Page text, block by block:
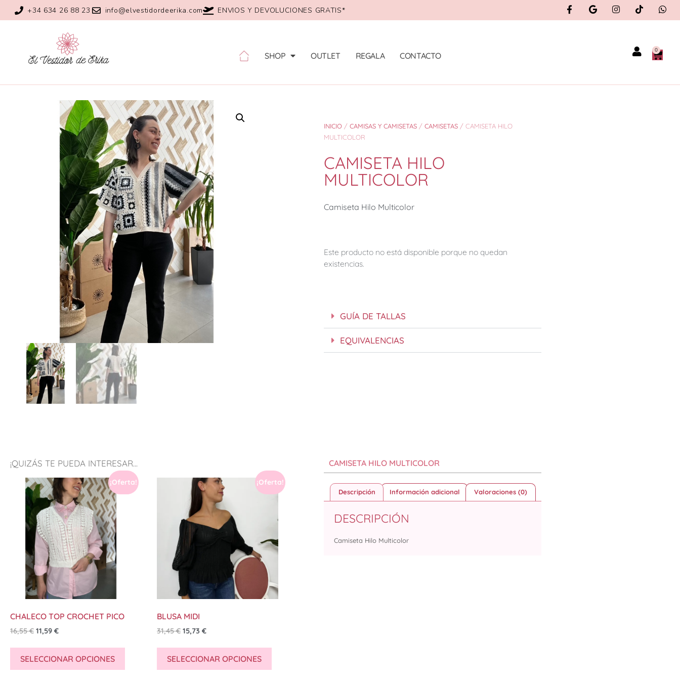
+34 634 26 88 23 info@elvestidordeerika.com ENVIOS Y DEVOLUCIONES GRATIS*
SHOP OUTLET REGALA CONTACTO
0
INICIO / CAMISAS Y CAMISETAS / CAMISETAS / CAMISETA HILO
MULTICOLOR
CAMISETA HILO
MULTICOLOR
Camiseta Hilo Multicolor
Este producto no está disponible porque no quedan
existencias.
GUÍA DE TALLAS
EQUIVALENCIAS
¡QUIZÁS TE PUEDA INTERESAR...
¡Oferta!
CHALECO TOP CROCHET PICO
16,55€ 11,59 €
SELECCIONAR OPCIONES
¡Oferta!
BLUSA MIDI
31,45€ 15,73 €
SELECCIONAR OPCIONES
CAMISETA HILO MULTICOLOR
Descripción Información adicional Valoraciones (0)
DESCRIPCIÓN
Camiseta Hilo Multicolor